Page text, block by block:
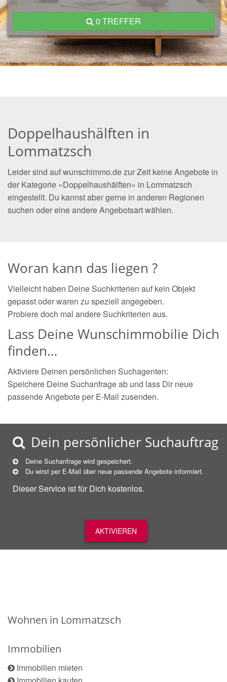
0 TREFFER
Doppelhaushälften in
Lommatzsch
Leider sind auf wunschimmo.de zur Zeit keine Angebote in
der Kategorie »Doppelhaushälften« in Lommatzsch
eingestellt. Du kannst aber gerne in anderen Regionen
suchen oder eine andere Angebotsart wählen.
Woran kann das liegen ?
Vielleicht haben Deine Suchkriterien auf kein Objekt
gepasst oder waren zu speziell angegeben.
Probiere doch mal andere Suchkriterien aus.
Lass Deine Wunschimmobilie Dich
finden…
Aktiviere Deinen persönlichen Suchagenten:
Speichere Deine Suchanfrage ab und lass Dir neue
passende Angebote per E-Mail zusenden.
Dein persönlicher Suchauftrag
Deine Suchanfrage wird gespeichert.
Du wirst per E-Mail über neue passende Angebote informiert.
Dieser Service ist für Dich kostenlos.
AKTIVIEREN
Wohnen in Lommatzsch
Immobilien
Immobilien mieten